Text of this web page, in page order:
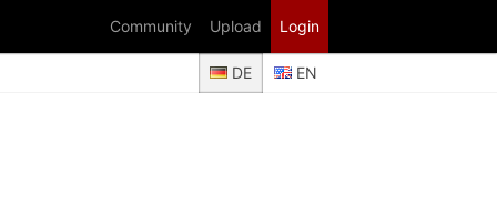
Login
Upload
Community
DE EN